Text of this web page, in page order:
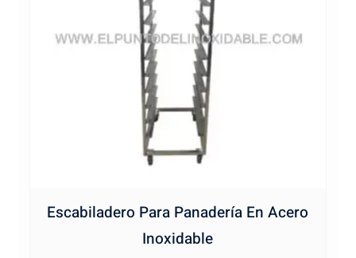
Escabiladero Para Panadería En Acero
Inoxidable